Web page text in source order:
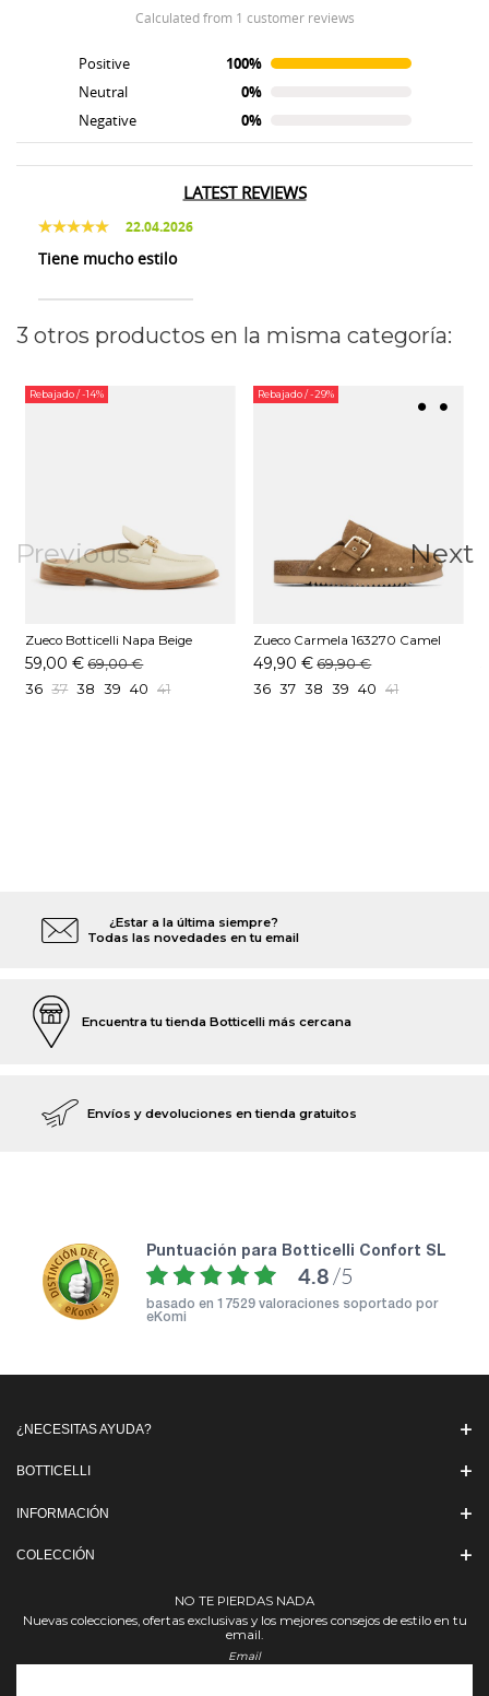
calculated from 1 customer reviews
Positive
100%
Neutral
0%
Negative
0%
LATEST REVIEWS
22.04.2026
Tiene mucho estilo
3 otros productos en la misma categoría:
Previous
Rebajado/ -14%
Zueco Botticelli Napa Beige
59,00 € 69,00 €
36 37 38 39 40 41
Rebajado/ -29%
Zueco Carmela 163270 Camel
49,90 € 69,90 €
36 37 38 39 40 41
Next
¿Estar a la última siempre?
Todas las novedades en tu email
Encuentra tu tienda Botticelli más cercana
Envíos y devoluciones en tienda gratuitos
puntuación para Botticelli Confort SL
4.8 /5
basado en 17529 valoraciones soportado por
eKomi
¿NECESITAS AYUDA?
BOTTICELLI
INFORMACIÓN
COLECCIÓN
NO TE PIERDAS NADA
Nuevas colecciones, ofertas exclusivas y los mejores consejos de estilo en tu
email.
Email